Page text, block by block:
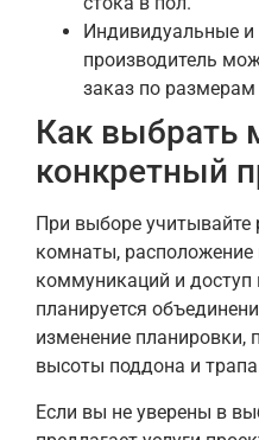
Индивидуальные
производитель
заказ по размерам
Как выбрать
конкретный
При выборе
комнаты,
коммуникаций и доступ
планируется
изменение планировки,
высоты поддона и
Если вы не уверены в